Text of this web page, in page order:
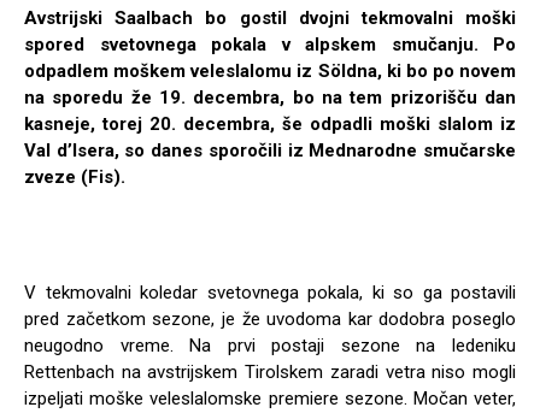
Avstrijski Saalbach bo gostil dvojni tekmovalni moški
spored svetovnega pokala v alpskem smučanju. Po
odpadlem moškem veleslalomu iz Söldna, ki bo po novem
na sporedu že 19. decembra, bo na tem prizorišču dan
kasneje, torej 20. decembra, še odpadli moški slalom iz
Val d’Isera, so danes sporočili iz Mednarodne smučarske
zveze (Fis).
V tekmovalni koledar svetovnega pokala, ki so ga postavili
pred začetkom sezone, je že uvodoma kar dodobra poseglo
neugodno vreme. Na prvi postaji sezone na ledeniku
Rettenbach na avstrijskem Tirolskem zaradi vetra niso mogli
izpeljati moške veleslalomske premiere sezone. Močan veter,